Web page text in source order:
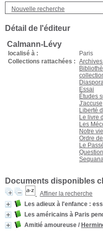
Nouvelle recherche
Détail de l'éditeur
Calmann-Lévy
localisé à :
Paris
Collections rattachées :
Essai
Études
J'accuse
Liberté
Le livre
Les
Notre
Ordre
Le
Documents disponibles
Affiner la recherche
Les adieux à l'enfance :
Les américains à Paris
Amitié amoureuse /